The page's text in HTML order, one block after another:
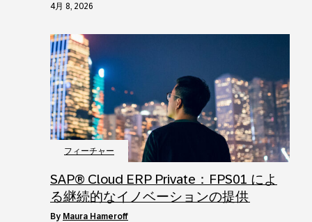
4月 8, 2026
フィーチャー
SAP® Cloud ERP Private：FPS01 によ
る継続的なイノベーションの提供
by Maura Hameroff